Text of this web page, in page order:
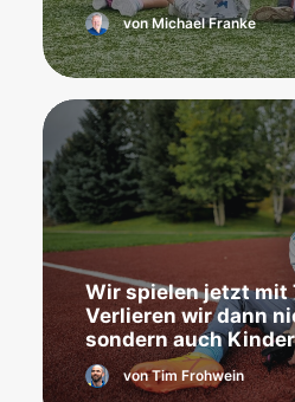
von Michael Franke
Wir spielen jetzt mit
Verlieren wir dann
sondern auch
von Tim Frohwein